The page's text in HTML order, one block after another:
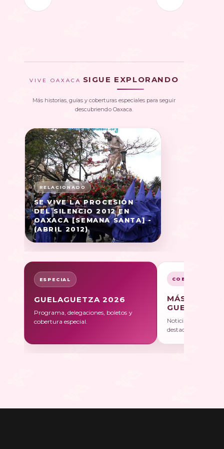
VIVE OAXACA SIGUE EXPLORANDO
Más historias, guías y coberturas especiales para seguir
descubriendo Oaxaca.
SE VIVE LA PROCESIÓN
DEL SILENCIO 2012 EN
OAXACA [SEMANA SANTA] -
(ABRIL 2012)
ESPECIAL
GUELAGUETZA 2026
Programa, delegaciones, boletos y
cobertura especial.
COBERTURA
MÁS SOBRE
Noticias, galerías y
destacadas.